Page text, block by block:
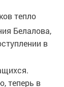
тепло
Белалова,
в
теперь в